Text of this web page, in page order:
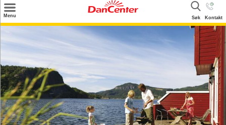
Menu Kontakt
Søk
Inspirasjon
Info
Service